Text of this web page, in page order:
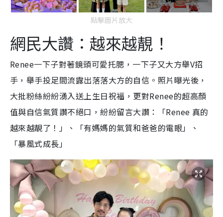
點擊圖片放大
網民大讚：越來越靚！
Renee一下子對著鏡頭可愛托腮，一下子又大方舉V招
手，舉手投足間流露出落落大方的自信。照片曝光後，
大批粉絲紛紛湧入送上生日祝福，更對Renee的超高顏
值與自信氣質讚不絕口，紛紛留言大讚：「Renee 真的
越來越靚了！」、「有媽媽的氣質和爸爸的電眼」、
「暴風式成長」